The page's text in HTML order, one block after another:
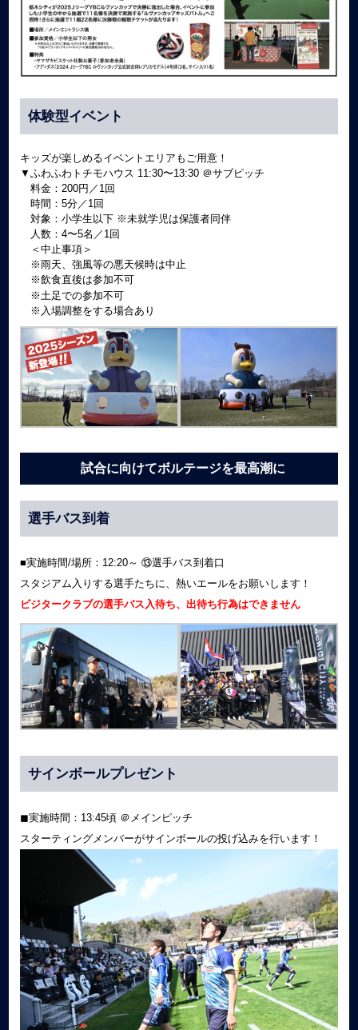
体験型イベント
キッズが楽しめるイベントエリアもご用意！
▼ふわふわトチモハウス 11:30〜13:30 ＠サブピッチ
料金：200円／1回
時間：5分／1回
対象：小学生以下 ※未就学児は保護者同伴
人数：4〜5名／1回
＜中止事項＞
※雨天、強風等の悪天候時は中止
※飲食直後は参加不可
※土足での参加不可
※入場調整をする場合あり
試合に向けてボルテージを最高潮に
選手バス到着
■実施時間/場所：12:20～ ⑬選手バス到着口
スタジアム入りする選手たちに、熱いエールをお願いします！
ビジタークラブの選手バス入待ち、出待ち行為はできません
サインボールプレゼント
◼︎実施時間：13:45頃 ＠メインピッチ
スターティングメンバーがサインボールの投げ込みを行います！